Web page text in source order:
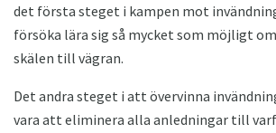
det första steget i kampen mot
försöka lära sig så mycket som möjligt
skälen till vägran.
Det andra steget i att övervinna
vara att eliminera alla anledningar till